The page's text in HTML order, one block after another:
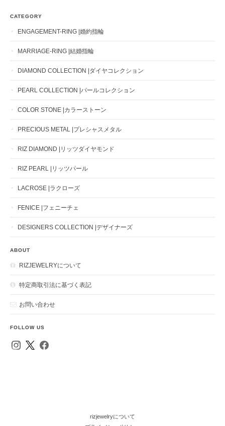
CATEGORY
ENGAGEMENT-RING |婚約指輪
MARRIAGE-RING |結婚指輪
DIAMOND COLLECTION |ダイヤコレクション
PEARL COLLECTION |パールコレクション
COLOR STONE |カラーストーン
PRECIOUS METAL |プレシャスメタル
RIZ DIAMOND |リッツダイヤモンド
RIZ PEARL |リッツパール
LACROSE |ラクローズ
FENICE |フェニーチェ
DESIGNERS COLLECTION |デザイナーズ
ABOUT
RIZJEWELRYについて
特定商取引法に基づく表記
お問い合わせ
FOLLOW US
rizjewelryについて